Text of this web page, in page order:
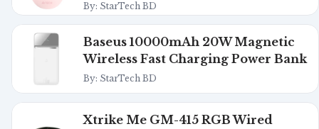
By: StarTech BD
Baseus 10000mAh 20W Magnetic
Wireless Fast Charging Power Bank
By: StarTech BD
Xtrike Me GM-415 RGB Wired